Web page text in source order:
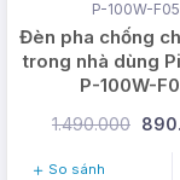
Sản phẩm cung
lượng và đúng
Giảm ngay
DMT solar.
P-100W-F05
Đèn pha chống
trong nhà dùng
P-100W-
1.490.000
So sánh